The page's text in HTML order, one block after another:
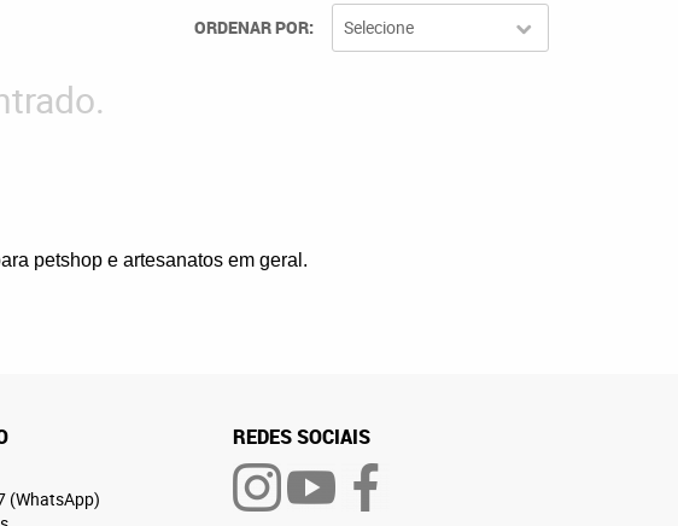
ORDENAR POR Selecione
petshop e artesanatos em geral.
(WhatsApp)
REDES SOCIAIS